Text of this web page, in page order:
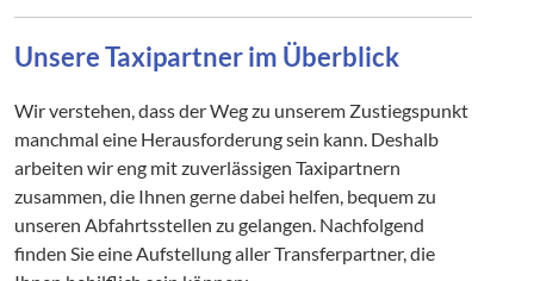
99610 Sömmerda - Busbahnhof, August-Bebel-Straße
Preis: ab 34,00 €
Zustieg:
99510 Apolda - Busbahnhof
Preis: ab 36,00 €
Zustieg:
Unsere Taxipartner im Überblick
Wir verstehen, dass der Weg zu unserem Zustiegspunkt
manchmal eine Herausforderung sein kann. Deshalb
arbeiten wir eng mit zuverlässigen Taxipartnern
zusammen, die Ihnen gerne dabei helfen, bequem zu
unseren Abfahrtsstellen zu gelangen. Nachfolgend
finden Sie eine Aufstellung aller Transferpartner, die